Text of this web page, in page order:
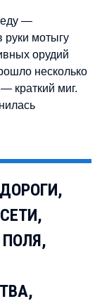
—
руки мотыгу
орудий
несколько
краткий миг.